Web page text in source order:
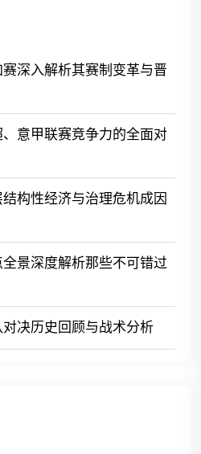
深入解析其赛制变革与晋
意甲联赛竞争力的全面对
构性经济与治理危机成因
景深度解析那些不可错过
决历史回顾与战术分析